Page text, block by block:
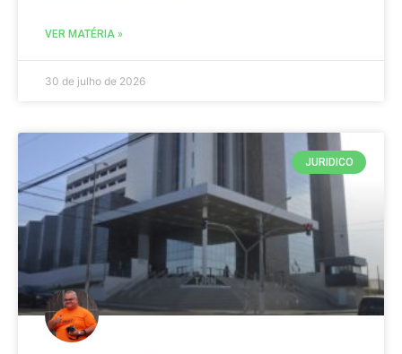
VER MATÉRIA »
30 de julho de 2026
JURIDICO